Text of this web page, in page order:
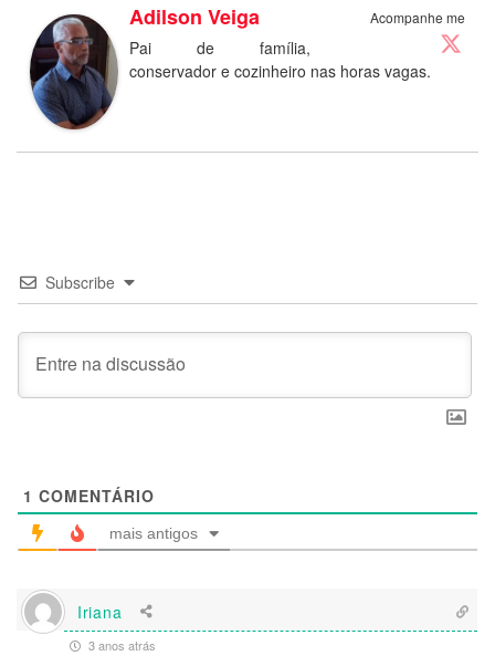
Acompanhe me
Adilson Veiga
Pai de família,
conservador e cozinheiro nas horas vagas.
Subscribe
1 COMENTÁRIO
mais antigos
Iriana
3 anos atrás